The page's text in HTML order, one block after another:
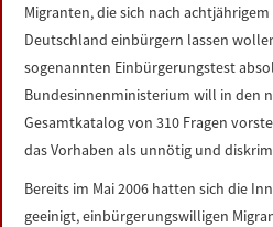
ZUR PERSON
LINKS
DATENSCHUTZERKLÄRUNG
IMPRESSUM
Migranten, die sich nach
Deutschland einbürgern lassen
sogenannten Einbürgerungstest
Bundesinnenministerium will in den
Gesamtkatalog von 310 Fragen
das Vorhaben als unnötig und
Bereits im Mai 2006 hatten sich die
geeinigt, einbürgerungswilligen